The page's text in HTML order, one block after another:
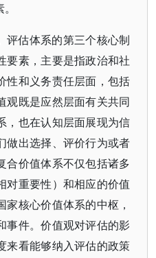
评估体系的第三个核心制
要素，主要是指政治和社
性和义务责任层面，包括
观既是应然层面有关共同
，也在认知层面展现为信
做出选择、评价行为或者
合价值体系不仅包括诸多
对重要性）和相应的价值
核心价值体系的中枢，
事件。价值观对评估的影
来看能够纳入评估的政策